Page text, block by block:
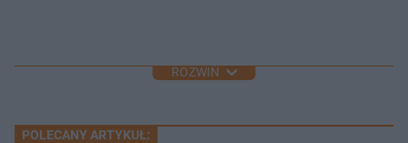
ROZWIŃ
POLECANY ARTYKUŁ: